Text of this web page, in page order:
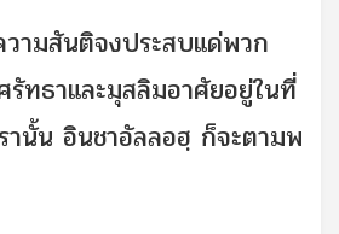
ามสันติจงประสบแด่พวก
รัทธาและมุสลิมอาศัยอยู่ในที่
านั้น อินชาอัลลอฮฺ ก็จะตามพ